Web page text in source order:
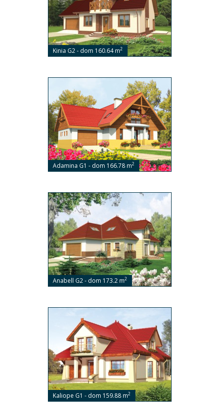
Kinia G2 - dom 160.64 m2
Adamina G1 - dom 166.78 m2
Anabell G2 - dom 173.2 m2
Kaliope G1 - dom 159.88 m2